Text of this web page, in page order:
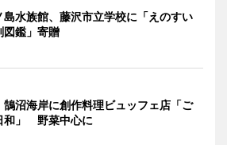
島水族館、藤沢市立学校に「えのすい
図鑑」寄贈
鵠沼海岸に創作料理ビュッフェ店「ご
和」 野菜中心に